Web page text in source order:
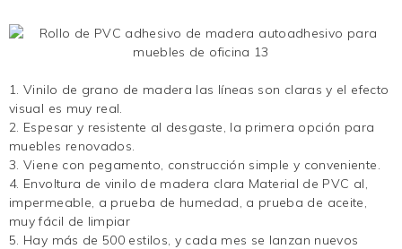
1.Vinilo de grano de madera las líneas son claras y el efecto
visual es muy real.
2. Espesar y resistente al desgaste, la primera opción para
muebles renovados.
3. Viene con pegamento, construcción simple y conveniente.
4. Envoltura de vinilo de madera clara Material de PVC al,
impermeable, a prueba de humedad, a prueba de aceite,
muy fácil de limpiar
5. Hay más de 500 estilos, y cada mes se lanzan nuevos